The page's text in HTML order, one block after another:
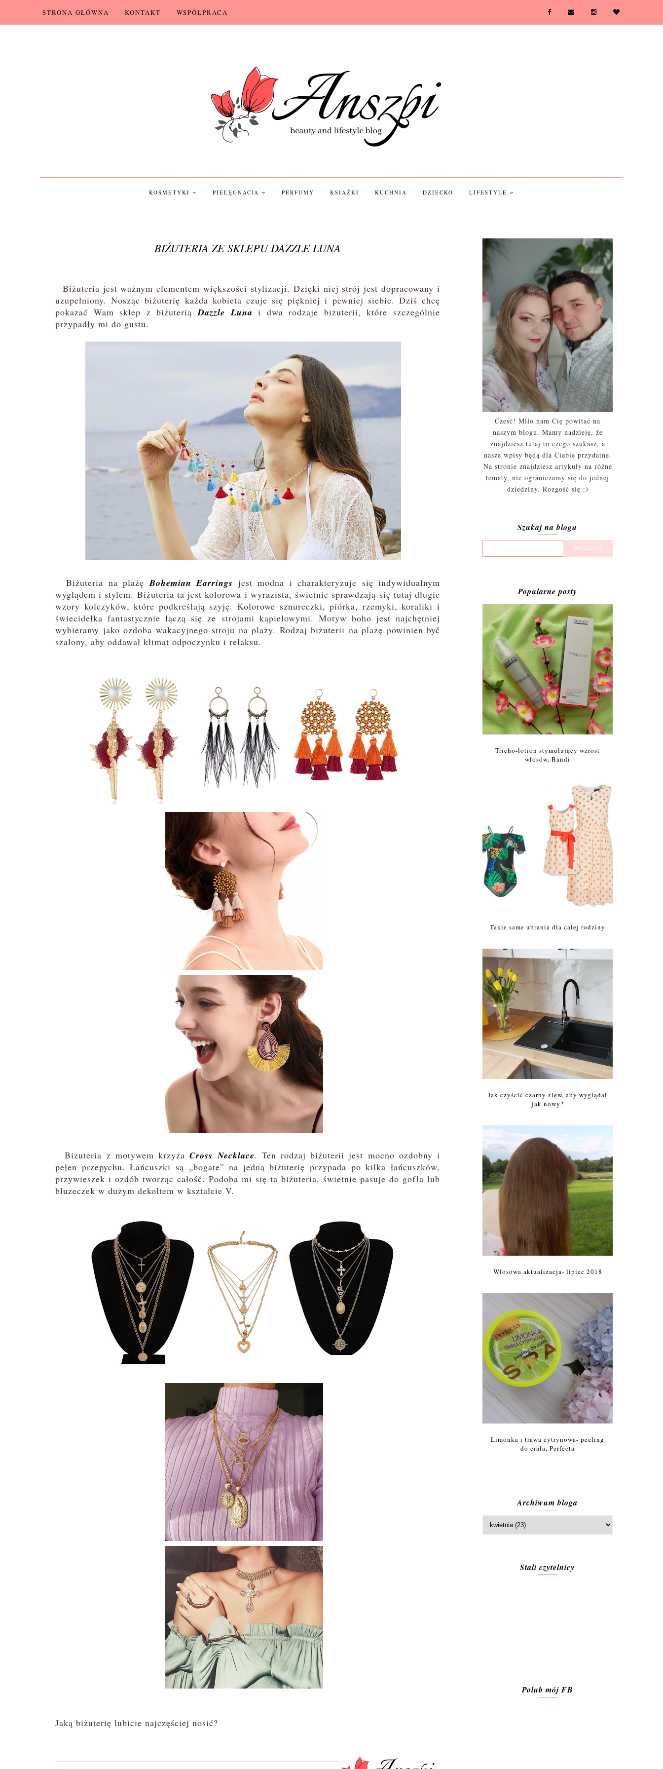
STRONA GŁÓWNA KONTAKT WSPÓŁPRACA
KOSMETYKI PIELĘGNACJA PERFUMY KSIĄŻKI KUCHNIA DZIECKO LIFESTYLE
BIŻUTERIA ZE SKLEPU DAZZLE LUNA
Biżuteria jest ważnym elementem większości stylizacji. Dzięki niej strój jest dopracowany i
uzupełniony. Nosząc biżuterię każda kobieta czuje się piękniej i pewniej siebie. Dziś chcę
pokazać Wam sklep z biżuteriąDazzle Luna i dwa rodzaje biżuterii, które szczególnie
przypadły mi do gustu.
Biżuteria na plażęBohemian Earrings jest modna i charakteryzuje się indywidualnym
wyglądem i stylem. Biżuteria ta jest kolorowa i wyrazista, świetnie sprawdzają się tutaj długie
wzory kolczyków, które podkreślają szyję. Kolorowe sznureczki, piórka, rzemyki, koraliki i
świecidełka fantastycznie łączą się ze strojami kąpielowymi. Motyw boho jest najchętniej
wybieramy jako ozdoba wakacyjnego stroju na plaży. Rodzaj biżuterii na plażę powinien być
szalony, aby oddawał klimat odpoczynku i relaksu.
Biżuteria z motywem krzyżaCross Necklace. Ten rodzaj biżuterii jest mocno ozdobny i
pełen przepychu. Łańcuszki są „bogate” na jedną biżuterię przypada po kilka łańcuszków,
przywieszek i ozdób tworząc całość. Podoba mi się ta biżuteria, świetnie pasuje do gofla lub
bluzeczek w dużym dekoltem w kształcie V.
Jaką biżuterię lubicie najczęściej nosić?
Cześć! Miło nam Cię powitać na
naszym blogu. Mamy nadzieję, że
znajdziesz tutaj to czego szukasz, a
nasze wpisy będą dla Ciebie przydatne.
Na stronie znajdziesz artykuły na różne
tematy, nie ograniczamy się do jednej
dziedziny. Rozgość się :)
Szukaj na blogu
Popularne posty
Tricho-lotion stymulujący wzrost
włosów, Bandi
Takie same ubrania dla całej rodziny
Jak czyścić czarny zlew, aby wyglądał
jak nowy?
Włosowa aktualizacja- lipiec 2018
Limonka i trawa cytrynowa- peeling
do ciała, Perfecta
Archiwum bloga
Stali czytelnicy
Polub mój FB